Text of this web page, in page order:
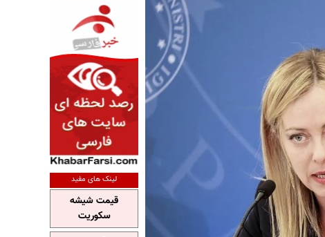
لینک های مفید
قیمت شیشه
سکوریت